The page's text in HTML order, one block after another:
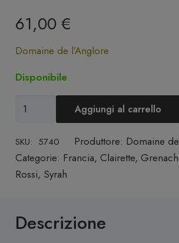
61,00€
Domaine de l’Anglore
Disponibile
Vin
France
"Le
Ruisseau"
Domaine
Aggiungi al carrello
SKU: 5740 Produttore: Domaine
Categorie: Francia, Clairette,
Rossi, Syrah
Descrizione